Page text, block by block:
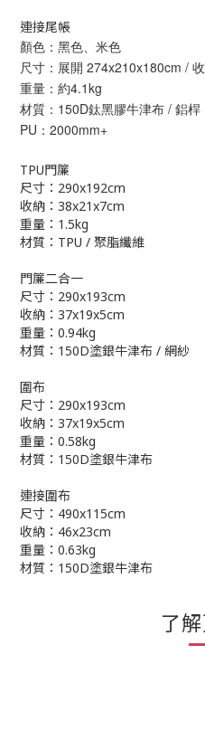
連接尾帳
顏色：黑色、米色
尺寸：展開 274x210x180cm /
重量：約4.1kg
材質：150D鈦黑膠牛津布 / 鋁桿
PU：2000mm+
TPU門簾
尺寸：290x192cm
收納：38x21x7cm
重量：1.5kg
材質：TPU / 聚脂纖維
門簾二合一
尺寸：290x193cm
收納：37x19x5cm
重量：0.94kg
材質：150D塗銀牛津布 / 網紗
圍布
尺寸：290x193cm
收納：37x19x5cm
重量：0.58kg
材質：150D塗銀牛津布
連接圍布
尺寸：490x115cm
收納：46x23cm
重量：0.63kg
材質：150D塗銀牛津布
了